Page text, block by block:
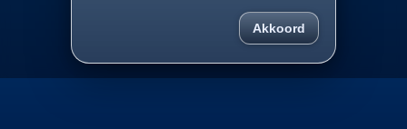
Akkoord